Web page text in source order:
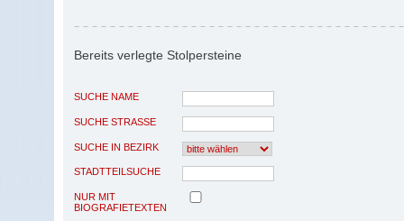
Bereits verlegte Stolpersteine
SUCHE NAME
SUCHE STRASSE
SUCHE IN BEZIRK
STADTTEILSUCHE
NUR MIT
BIOGRAFIETEXTEN